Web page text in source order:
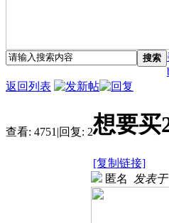
搜索
返回列表
查看: 4751 |回复: 2想要买
[复制链接]
匿名 发表于